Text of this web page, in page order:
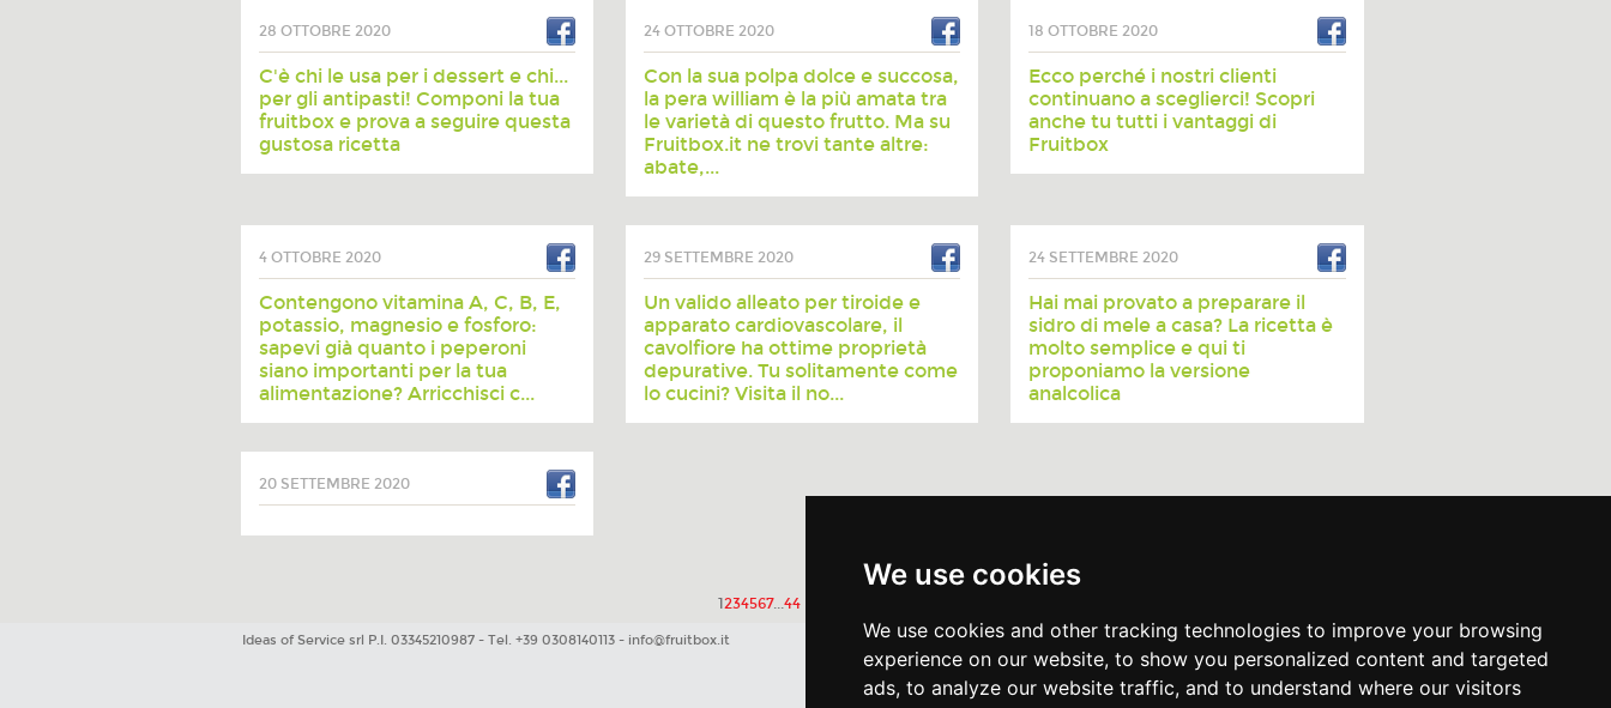
We use cookies
We use cookies and other tracking technologies to improve your browsing
experience on our website, to show you personalized content and targeted
ads, to analyze our website traffic, and to understand where our visitors
28 OTTOBRE 2020
C'è chi le usa per i dessert e chi...
per gli antipasti! Componi la tua
fruitbox e prova a seguire questa
gustosa ricetta
24 OTTOBRE 2020
Con la sua polpa dolce e succosa,
la pera william è la più amata tra
le varietà di questo frutto. Ma su
Fruitbox.it ne trovi tante altre:
abate,...
18 OTTOBRE 2020
Ecco perché i nostri clienti
continuano a sceglierci! Scopri
anche tu tutti i vantaggi di
Fruitbox
4 OTTOBRE 2020
Contengono vitamina A, C, B, E,
potassio, magnesio e fosforo:
sapevi già quanto i peperoni
siano importanti per la tua
alimentazione? Arricchisci c...
29 SETTEMBRE 2020
Un valido alleato per tiroide e
apparato cardiovascolare, il
cavolfiore ha ottime proprietà
depurative. Tu solitamente come
lo cucini? Visita il no...
24 SETTEMBRE 2020
Hai mai provato a preparare il
sidro di mele a casa? La ricetta è
molto semplice e qui ti
proponiamo la versione
analcolica
20 SETTEMBRE 2020
1 234567...44
Ideas of Service srl P.I. 03345210987 - Tel. +39 0308140113 - info@fruitbox.it - Privacy - Termini e condizioni Cookie Policy - Impostazione cookies